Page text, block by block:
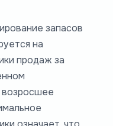
запасов
на
продаж за
возросшее